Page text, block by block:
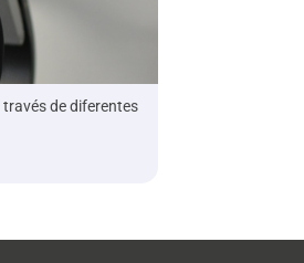
de diferentes